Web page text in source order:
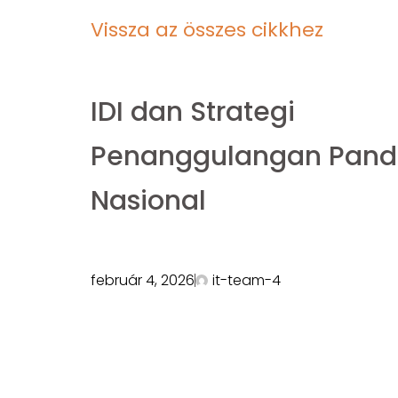
Vissza az összes cikkhez
IDI dan Strategi
Penanggulangan
Nasional
február 4, 2026 it-team-4